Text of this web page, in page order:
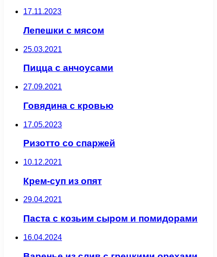
17.11.2023
Лепешки с мясом
25.03.2021
Пицца с анчоусами
27.09.2021
Говядина с кровью
17.05.2023
Ризотто со спаржей
10.12.2021
Крем-суп из опят
29.04.2021
Паста с козьим сыром и помидорами
16.04.2024